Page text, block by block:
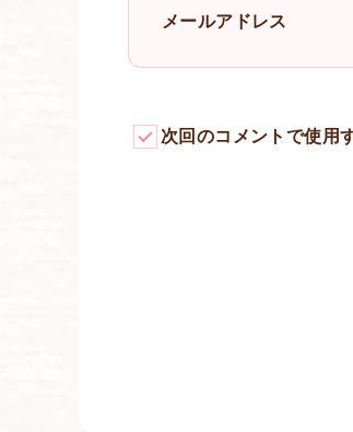
メールアドレス
次回のコメントで使用